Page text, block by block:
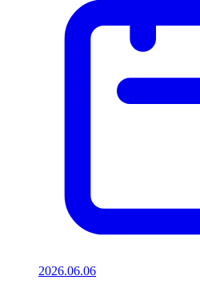
2026.06.06